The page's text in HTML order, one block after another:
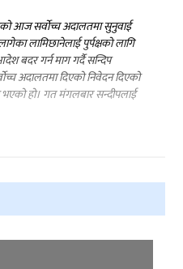
आज सर्वोच्च अदालतमा सुनुवाई
लामिछानेलाई पुर्पक्षको लागि
बदर गर्न माग गर्दै सन्दिप
अदालतमा दिएको निवेदन दिएको
हो। गत मंगलबार सन्दीपलाई